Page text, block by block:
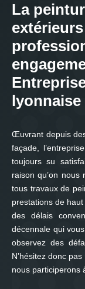
La
lyonnaise
Œuvrant depuis
façade,
toujours su
raison qu’on
tous travaux de
prestations de
des délais
décennale qui
observez des
N’hésitez donc
nous participerons